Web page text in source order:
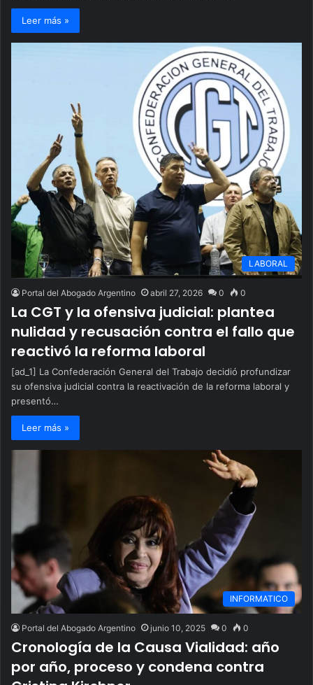
Leer más »
LABORAL
Portal del Abogado Argentino abril 27, 2026 0 0
La CGT y la ofensiva judicial: plantea
nulidad y recusación contra el fallo que
reactivó la reforma laboral
[ad_1] La Confederación General del Trabajo decidió profundizar
su ofensiva judicial contra la reactivación de la reforma laboral y
presentó…
Leer más »
INFORMATICO
Portal del Abogado Argentino junio 10, 2025 0 0
Cronología de la Causa Vialidad: año
por año, proceso y condena contra